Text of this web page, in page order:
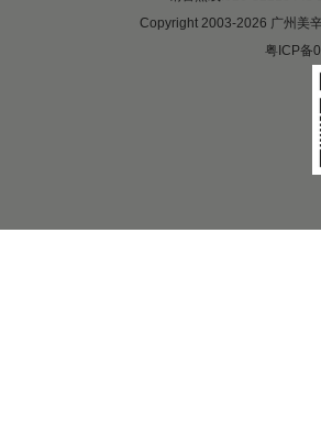
Copyright 2003-2026 广州美
粤ICP备